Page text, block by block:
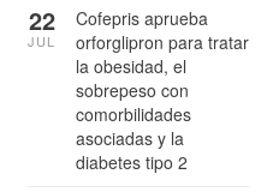
Cofepris aprueba
orforglipron para tratar
la obesidad, el
sobrepeso con
comorbilidades
asociadas y la
diabetes tipo 2
22
JUL